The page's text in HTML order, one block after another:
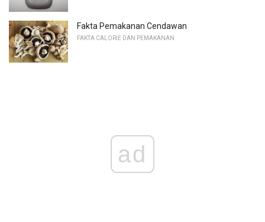
Fakta Pemakanan Cendawan
FAKTA CALORIE DAN PEMAKANAN
ad